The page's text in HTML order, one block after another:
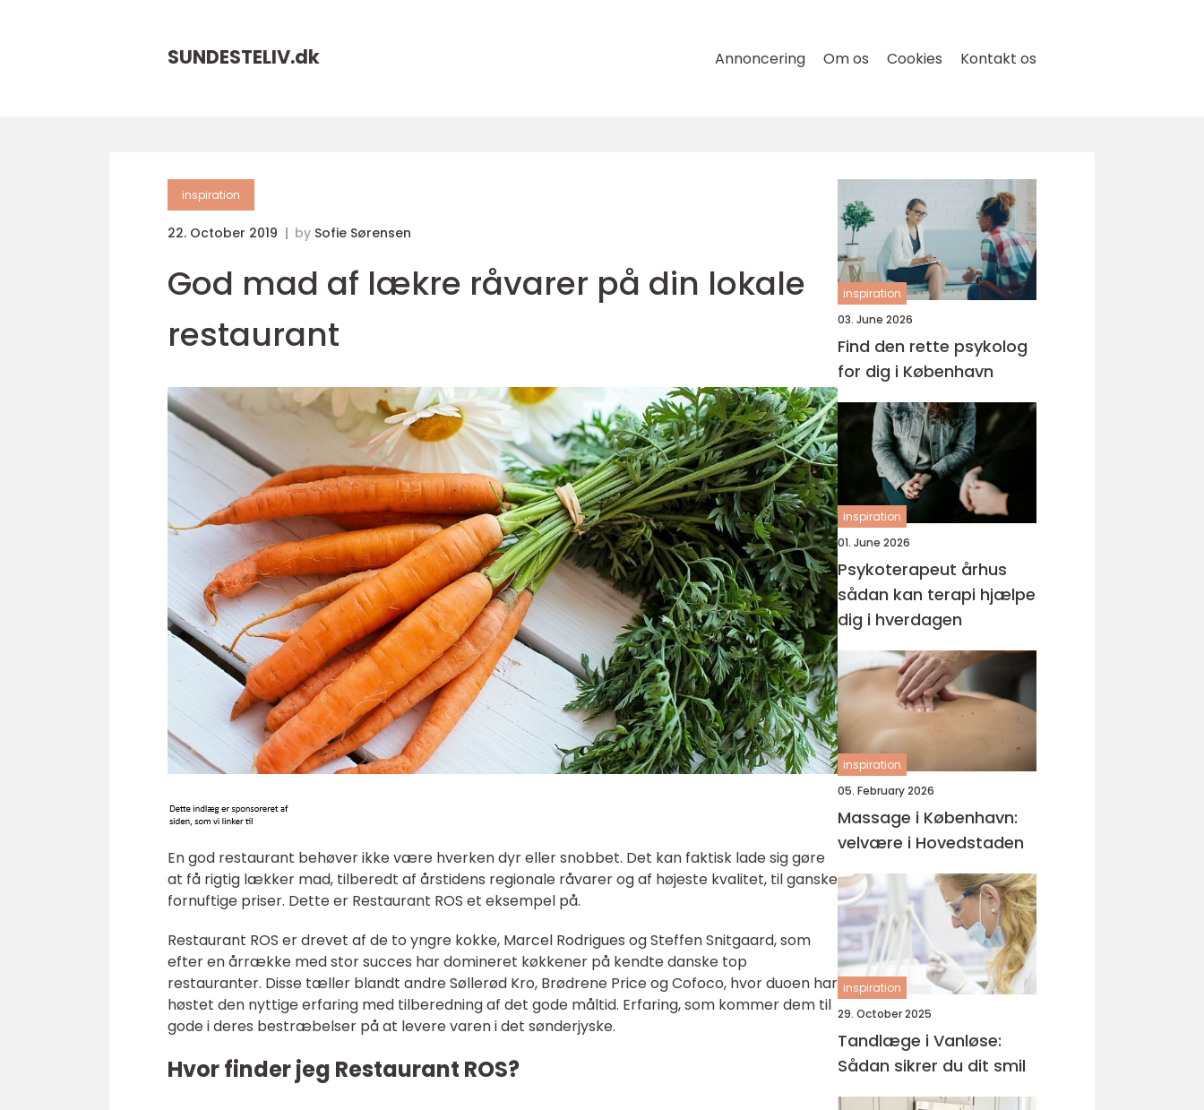
SUNDESTELIV.dk Annoncering Om os Cookies Kontakt os
inspiration
22. October 2019 by Sofie Sørensen
God mad af lækre råvarer på din lokale
restaurant
En god restaurant behøver ikke være hverken dyr eller snobbet. Det kan faktisk lade sig gøre
at få rigtig lækker mad, tilberedt af årstidens regionale råvarer og af højeste kvalitet, til ganske
fornuftige priser. Dette er Restaurant ROS et eksempel på.
Restaurant ROS er drevet af de to yngre kokke, Marcel Rodrigues og Steffen Snitgaard, som
efter en årrække med stor succes har domineret køkkener på kendte danske top
restauranter. Disse tæller blandt andre Søllerød Kro, Brødrene Price og Cofoco, hvor duoen har
høstet den nyttige erfaring med tilberedning af det gode måltid. Erfaring, som kommer dem til
gode i deres bestræbelser på at levere varen i det sønderjyske.
Hvor finder jeg Restaurant ROS?
inspiration
03. June 2026
Find den rette psykolog
for dig i København
inspiration
01. June 2026
Psykoterapeut århus
sådan kan terapi hjælpe
dig i hverdagen
inspiration
05. February 2026
Massage i København:
velvære i Hovedstaden
inspiration
29. October 2025
Tandlæge i Vanløse:
Sådan sikrer du dit smil